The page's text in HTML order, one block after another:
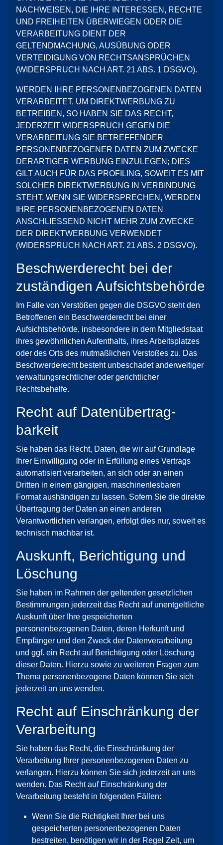
NACHWEISEN, DIE IHRE INTERESSEN, RECHTE
UND FREIHEITEN ÜBERWIEGEN ODER DIE
VERARBEITUNG DIENT DER
GELTENDMACHUNG, AUSÜBUNG ODER
VERTEIDIGUNG VON RECHTSANSPRÜCHEN
(WIDERSPRUCH NACH ART. 21 ABS. 1 DSGVO).
WERDEN IHRE PERSONENBEZOGENEN DATEN
VERARBEITET, UM DIREKTWERBUNG ZU
BETREIBEN, SO HABEN SIE DAS RECHT,
JEDERZEIT WIDERSPRUCH GEGEN DIE
VERARBEITUNG SIE BETREFFENDER
PERSONENBEZOGENER DATEN ZUM ZWECKE
DERARTIGER WERBUNG EINZULEGEN; DIES
GILT AUCH FÜR DAS PROFILING, SOWEIT ES MIT
SOLCHER DIREKTWERBUNG IN VERBINDUNG
STEHT. WENN SIE WIDERSPRECHEN, WERDEN
IHRE PERSONENBEZOGENEN DATEN
ANSCHLIESSEND NICHT MEHR ZUM ZWECKE
DER DIREKTWERBUNG VERWENDET
(WIDERSPRUCH NACH ART. 21 ABS. 2 DSGVO).
Beschwerde­recht bei der
zuständigen Aufsichts­behörde
Im Falle von Verstößen gegen die DSGVO steht den
Betroffenen ein Beschwerderecht bei einer
Aufsichtsbehörde, insbesondere in dem Mitgliedstaat
ihres gewöhnlichen Aufenthalts, ihres Arbeitsplatzes
oder des Orts des mutmaßlichen Verstoßes zu. Das
Beschwerderecht besteht unbeschadet anderweitiger
verwaltungsrechtlicher oder gerichtlicher
Rechtsbehelfe.
Recht auf Daten­übertrag­
barkeit
Sie haben das Recht, Daten, die wir auf Grundlage
Ihrer Einwilligung oder in Erfüllung eines Vertrags
automatisiert verarbeiten, an sich oder an einen
Dritten in einem gängigen, maschinenlesbaren
Format aushändigen zu lassen. Sofern Sie die direkte
Übertragung der Daten an einen anderen
Verantwortlichen verlangen, erfolgt dies nur, soweit es
technisch machbar ist.
Auskunft, Berichtigung und
Löschung
Sie haben im Rahmen der geltenden gesetzlichen
Bestimmungen jederzeit das Recht auf unentgeltliche
Auskunft über Ihre gespeicherten
personenbezogenen Daten, deren Herkunft und
Empfänger und den Zweck der Datenverarbeitung
und ggf. ein Recht auf Berichtigung oder Löschung
dieser Daten. Hierzu sowie zu weiteren Fragen zum
Thema personenbezogene Daten können Sie sich
jederzeit an uns wenden.
Recht auf Einschränkung der
Verarbeitung
Sie haben das Recht, die Einschränkung der
Verarbeitung Ihrer personenbezogenen Daten zu
verlangen. Hierzu können Sie sich jederzeit an uns
wenden. Das Recht auf Einschränkung der
Verarbeitung besteht in folgenden Fällen:
Wenn Sie die Richtigkeit Ihrer bei uns
gespeicherten personenbezogenen Daten
bestreiten, benötigen wir in der Regel Zeit, um